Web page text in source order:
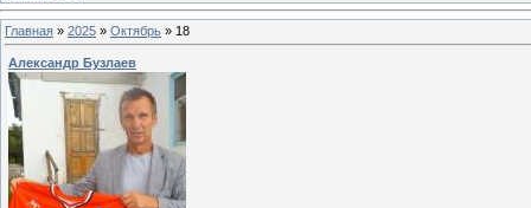
Главная » 2025 » Октябрь » 18
Александр Бузлаев